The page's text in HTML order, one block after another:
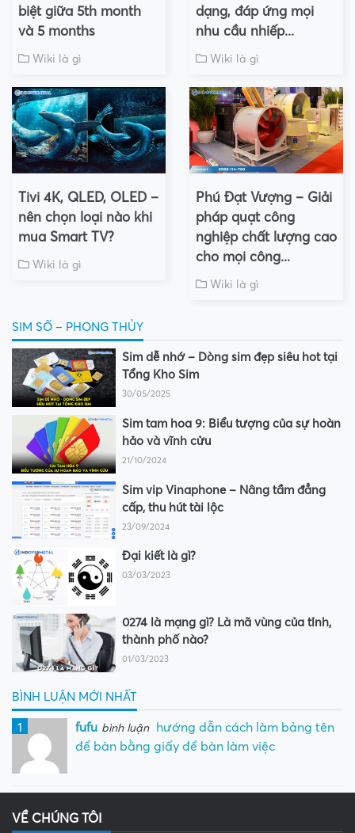
biệt giữa 5th month
và 5 months
Wiki là gì
dạng, đáp ứng mọi
nhu cầu nhiếp...
Wiki là gì
Tivi 4K, QLED, OLED –
nên chọn loại nào khi
mua Smart TV?
Wiki là gì
Phú Đạt Vượng – Giải
pháp quạt công
nghiệp chất lượng cao
cho mọi công...
Wiki là gì
SIM SỐ – PHONG THỦY
Sim dễ nhớ – Dòng sim đẹp siêu hot tại
Tổng Kho Sim
30/05/2025
Sim tam hoa 9: Biểu tượng của sự hoàn
hảo và vĩnh cửu
21/10/2024
Sim vip Vinaphone – Nâng tầm đẳng
cấp, thu hút tài lộc
23/09/2024
Đại kiết là gì?
03/03/2023
0274 là mạng gì? Là mã vùng của tỉnh,
thành phố nào?
01/03/2023
BÌNH LUẬN MỚI NHẤT
1 fufu bình luận
hướng dẫn cách làm bảng tên
để bàn bằng giấy để bàn làm việc
VỀ CHÚNG TÔI